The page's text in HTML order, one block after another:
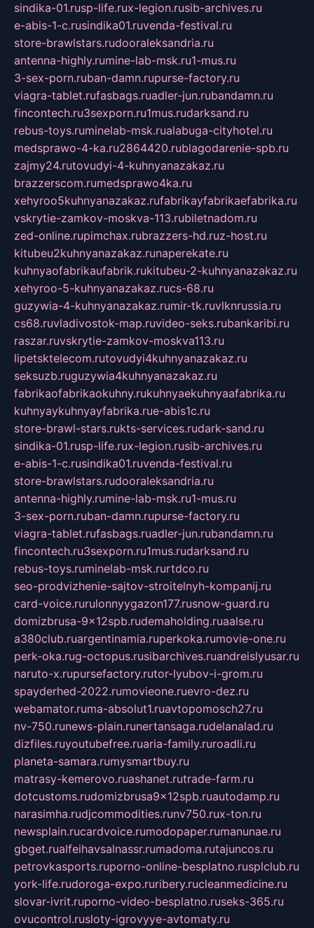
sindika-01.rusp-life.rux-legion.rusib-archives.ru
e-abis-1-c.rusindika01.ruvenda-festival.ru
store-brawlstars.rudooraleksandria.ru
antenna-highly.rumine-lab-msk.ru1-mus.ru
3-sex-porn.ruban-damn.rupurse-factory.ru
viagra-tablet.rufasbags.ruadler-jun.rubandamn.ru
fincontech.ru3sexporn.ru1mus.rudarksand.ru
rebus-toys.ruminelab-msk.rualabuga-cityhotel.ru
medsprawo-4-ka.ru2864420.rublagodarenie-spb.ru
zajmy24.rutovudyi-4-kuhnyanazakaz.ru
brazzerscom.rumedsprawo4ka.ru
xehyroo5kuhnyanazakaz.rufabrikayfabrikaefabrika.ru
vskrytie-zamkov-moskva-113.rubiletnadom.ru
zed-online.rupimchax.rubrazzers-hd.ruz-host.ru
kitubeu2kuhnyanazakaz.runaperekate.ru
kuhnyaofabrikaufabrik.rukitubeu-2-kuhnyanazakaz.ru
xehyroo-5-kuhnyanazakaz.rucs-68.ru
guzywia-4-kuhnyanazakaz.rumir-tk.ruvlknrussia.ru
cs68.ruvladivostok-map.ruvideo-seks.rubankaribi.ru
raszar.ruvskrytie-zamkov-moskva113.ru
lipetsktelecom.rutovudyi4kuhnyanazakaz.ru
seksuzb.ruguzywia4kuhnyanazakaz.ru
fabrikaofabrikaokuhny.rukuhnyaekuhnyaafabrika.ru
kuhnyaykuhnyayfabrika.rue-abis1c.ru
store-brawl-stars.rukts-services.rudark-sand.ru
sindika-01.rusp-life.rux-legion.rusib-archives.ru
e-abis-1-c.rusindika01.ruvenda-festival.ru
store-brawlstars.rudooraleksandria.ru
antenna-highly.rumine-lab-msk.ru1-mus.ru
3-sex-porn.ruban-damn.rupurse-factory.ru
viagra-tablet.rufasbags.ruadler-jun.rubandamn.ru
fincontech.ru3sexporn.ru1mus.rudarksand.ru
rebus-toys.ruminelab-msk.rurtdco.ru
seo-prodvizhenie-sajtov-stroitelnyh-kompanij.ru
card-voice.rurulonnyygazon177.rusnow-guard.ru
domizbrusa-9x12spb.rudemaholding.ruaalse.ru
a380club.ruargentinamia.ruperkoka.rumovie-one.ru
perk-oka.rug-octopus.rusibarchives.ruandreislyusar.ru
naruto-x.rupursefactory.rutor-lyubov-i-grom.ru
spayderhed-2022.rumovieone.ruevro-dez.ru
webamator.ruma-absolut1.ruavtopomosch27.ru
nv-750.runews-plain.runertansaga.rudelanalad.ru
dizfiles.ruyoutubefree.ruaria-family.ruroadli.ru
planeta-samara.rumysmartbuy.ru
matrasy-kemerovo.ruashanet.rutrade-farm.ru
dotcustoms.rudomizbrusa9x12spb.ruautodamp.ru
narasimha.rudjcommodities.runv750.rux-ton.ru
newsplain.rucardvoice.rumodopaper.rumanunae.ru
gbget.rualfeihavsalnassr.rumadoma.rutajuncos.ru
petrovkasports.ruporno-online-besplatno.rusplclub.ru
york-life.rudoroga-expo.ruribery.rucleanmedicine.ru
slovar-ivrit.ruporno-video-besplatno.ruseks-365.ru
ovucontrol.rusloty-igrovyye-avtomaty.ru